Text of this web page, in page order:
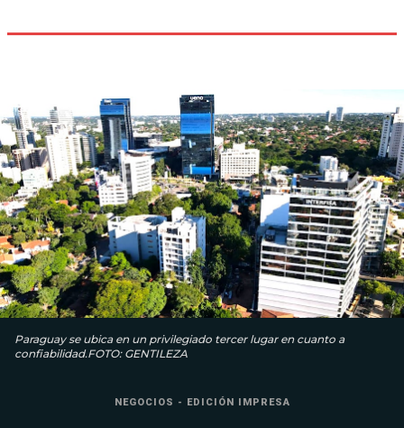
Paraguay se ubica en un privilegiado tercer lugar en cuanto a
confiabilidad.FOTO: GENTILEZA
NEGOCIOS - EDICIÓN IMPRESA